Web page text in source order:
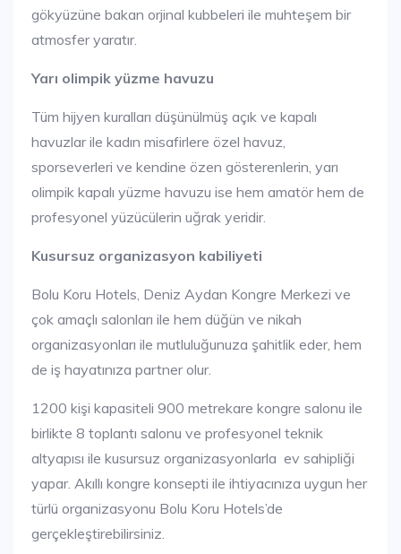
gökyüzüne bakan orjinal kubbeleri ile muhteşem bir
atmosfer yaratır.
Yarı olimpik yüzme havuzu
Tüm hijyen kuralları düşünülmüş açık ve kapalı
havuzlar ile kadın misafirlere özel havuz,
sporseverleri ve kendine özen gösterenlerin, yarı
olimpik kapalı yüzme havuzu ise hem amatör hem de
profesyonel yüzücülerin uğrak yeridir.
Kusursuz organizasyon kabiliyeti
Bolu Koru Hotels, Deniz Aydan Kongre Merkezi ve
çok amaçlı salonları ile hem düğün ve nikah
organizasyonları ile mutluluğunuza şahitlik eder, hem
de iş hayatınıza partner olur.
1200 kişi kapasiteli 900 metrekare kongre salonu ile
birlikte 8 toplantı salonu ve profesyonel teknik
altyapısı ile kusursuz organizasyonlarla ev sahipliği
yapar. Akıllı kongre konsepti ile ihtiyacınıza uygun her
türlü organizasyonu Bolu Koru Hotels’de
gerçekleştirebilirsiniz.